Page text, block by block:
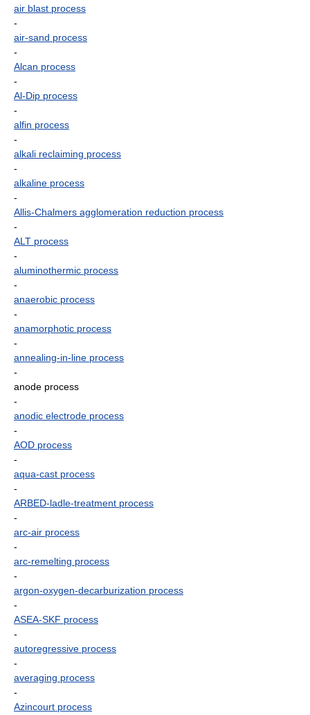
air blast process
-
air-sand process
-
Alcan process
-
Al-Dip process
-
alfin process
-
alkali reclaiming process
-
alkaline process
-
Allis-Chalmers agglomeration reduction process
-
ALT process
-
aluminothermic process
-
anaerobic process
-
anamorphotic process
-
annealing-in-line process
-
anode process
-
anodic electrode process
-
AOD process
-
aqua-cast process
-
ARBED-ladle-treatment process
-
arc-air process
-
arc-remelting process
-
argon-oxygen-decarburization process
-
ASEA-SKF process
-
autoregressive process
-
averaging process
-
Azincourt process